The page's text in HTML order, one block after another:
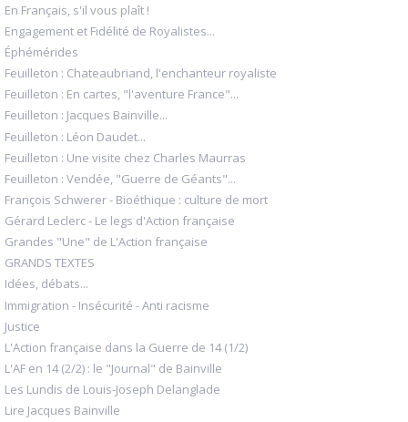
En Français, s'il vous plaît !
Engagement et Fidélité de Royalistes...
Éphémérides
Feuilleton : Chateaubriand, l'enchanteur royaliste
Feuilleton : En cartes, "l'aventure France"...
Feuilleton : Jacques Bainville...
Feuilleton : Léon Daudet...
Feuilleton : Une visite chez Charles Maurras
Feuilleton : Vendée, "Guerre de Géants"...
François Schwerer - Bioéthique : culture de mort
Gérard Leclerc - Le legs d'Action française
Grandes "Une" de L'Action française
GRANDS TEXTES
Idées, débats...
Immigration - Insécurité - Anti racisme
Justice
L'Action française dans la Guerre de 14 (1/2)
L'AF en 14 (2/2) : le "Journal" de Bainville
Les Lundis de Louis-Joseph Delanglade
Lire Jacques Bainville